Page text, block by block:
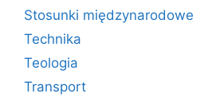
Stosunki międzynarodowe
Technika
Teologia
Transport